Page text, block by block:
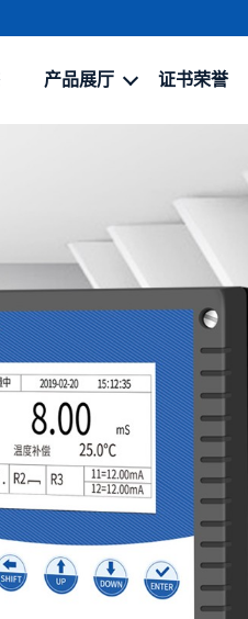
产品展厅 证书荣誉